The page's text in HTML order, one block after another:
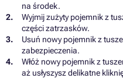
na środek.
Wyjmij zużyty pojemnik z
części zatrzasków.
Usuń nowy pojemnik z
zabezpieczenia.
Włóż nowy pojemnik z
aż usłyszysz delikatne